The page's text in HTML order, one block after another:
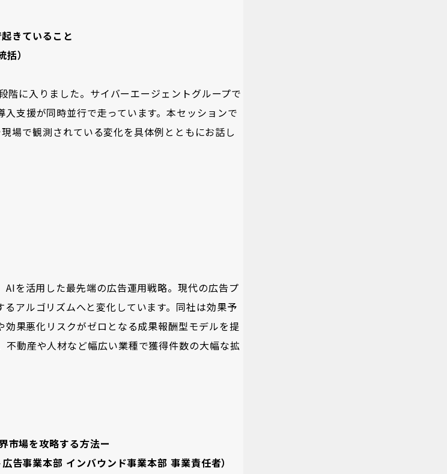
きていること
）
に入りました。サイバーエージェントグループで
支援が同時並行で走っています。本セッションで
場で観測されている変化を具体例とともにお話し
を活用した最先端の広告運用戦略。現代の広告プ
アルゴリズムへと変化しています。同社は効果予
果悪化リスクがゼロとなる成果報酬型モデルを提
動産や人材など幅広い業種で獲得件数の大幅な拡
市場を攻略する方法ー
告事業本部 インバウンド事業本部 事業責任者）